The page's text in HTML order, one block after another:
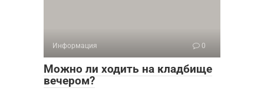
Информация 0
Можно ли ходить на кладбище
вечером?